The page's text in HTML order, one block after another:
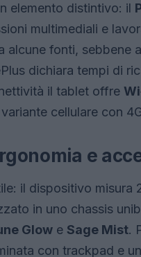
elemento distintivo: il
multimediali e
alcune fonti, sebbene
dichiara tempi di
il tablet offre
cellulare con
e
il dispositivo misura
in uno chassis
Glow e Sage Mist.
con trackpad e